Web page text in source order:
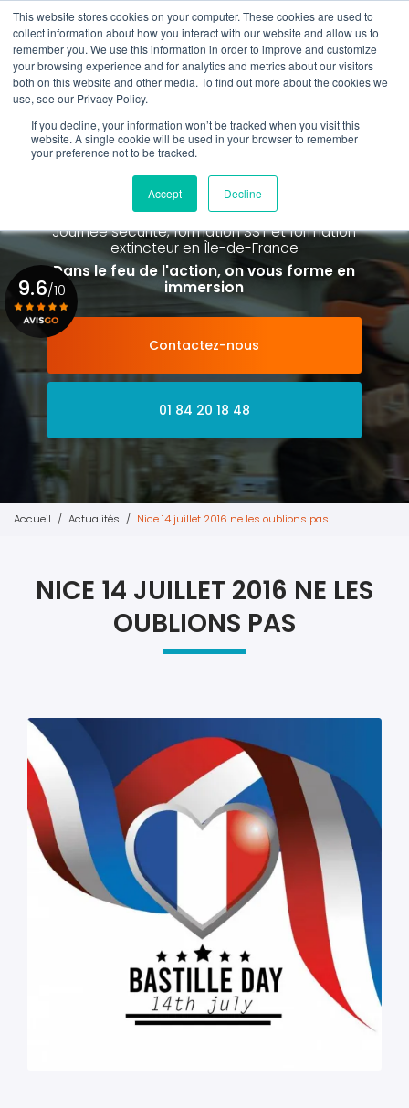
This website stores cookies on your computer. These cookies are used to
collect information about how you interact with our website and allow us to
remember you. We use this information in order to improve and customize
your browsing experience and for analytics and metrics about our visitors
both on this website and other media. To find out more about the cookies we
use, see our Privacy Policy.
If you decline, your information won’t be tracked when you visit this
website. A single cookie will be used in your browser to remember
your preference not to be tracked.
Accept Decline
Aller
au
contenu
principal
01 84 20 18 48
Rappel gratuit
Spécialiste de la formation SST et
de la Formation Incendie
à Paris La Défense depuis 2015
Journée sécurité, formation SST et formation
extincteuren Île-de-France
Dans le feu de l'action, on vous forme en
immersion
Contactez-nous
01 84 20 18 48
9.6/10
Voir le certificat
Accueil Actualités Nice 14 juillet 2016 ne les oublions pas
NICE 14 JUILLET 2016 NE LES
OUBLIONS PAS